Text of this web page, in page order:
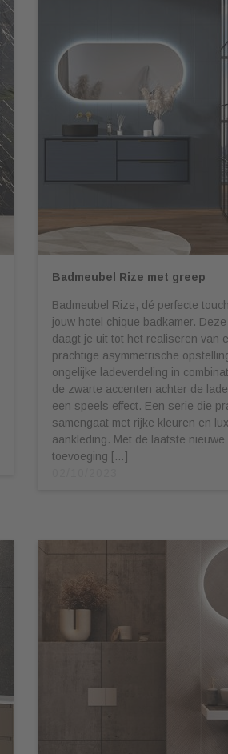
Badmeubel Rize met greep
Badmeubel Rize, dé perfecte
jouw hotel chique badkamer.
daagt je uit tot het realiseren van
prachtige asymmetrische
ongelijke ladeverdeling in
de zwarte accenten achter de
een speels effect. Een serie die
samengaat met rijke kleuren en
aankleding. Met de laatste nieuwe
toevoeging […]